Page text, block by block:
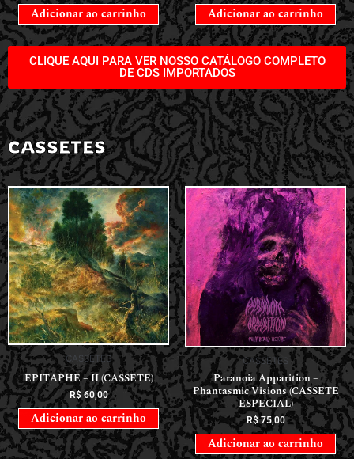
Adicionar ao carrinho Adicionar ao carrinho
CLIQUE AQUI PARA VER NOSSO CATÁLOGO COMPLETO
DE CDS IMPORTADOS
CASSETES
CASSETES
EPITAPHE – II (CASSETE)
R$60,00
Adicionar ao carrinho
CASSETES
Paranoia Apparition –
Phantasmic Visions (CASSETE
ESPECIAL)
R$75,00
Adicionar ao carrinho